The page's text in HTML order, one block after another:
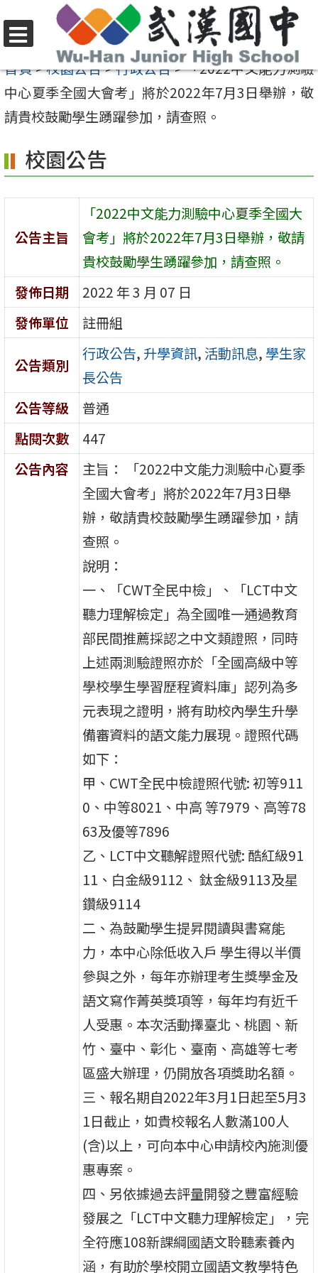
至
要
內
區
選
單
首頁>校園公告>行政公告>「2022中文能力測驗
中心夏季全國大會考」將於2022年7月3日舉辦，敬
請貴校鼓勵學生踴躍參加，請查照。
校園公告
公告主旨
「2022中文能力測驗中心夏季全國大
會考」將於2022年7月3日舉辦，敬請
貴校鼓勵學生踴躍參加，請查照。
發佈日期
2022 年 3 月 07 日
發佈單位
註冊組
公告類別
行政公告, 升學資訊, 活動訊息, 學生家
長公告
公告等級
普通
點閱次數
447
公告內容
主旨： 「2022中文能力測驗中心夏季
全國大會考」將於2022年7月3日舉
辦，敬請貴校鼓勵學生踴躍參加，請
查照。
說明：
一、「CWT全民中檢」、「LCT中文
聽力理解檢定」為全國唯一通過教育
部民間推薦採認之中文類證照，同時
上述兩測驗證照亦於「全國高級中等
學校學生學習歷程資料庫」認列為多
元表現之證明，將有助校內學生升學
備審資料的語文能力展現。證照代碼
如下：
甲、CWT全民中檢證照代號: 初等911
0、中等8021、中高 等7979、高等78
63及優等7896
乙、LCT中文聽解證照代號: 酷紅級91
11、白金級9112、 鈦金級9113及星
鑽級9114
二、為鼓勵學生提昇閱讀與書寫能
力，本中心除低收入戶 學生得以半價
參與之外，每年亦辦理考生獎學金及
語文寫作菁英獎項等，每年均有近千
人受惠。本次活動擇臺北、桃園、新
竹、臺中、彰化、臺南、高雄等七考
區盛大辦理，仍開放各項獎助名額。
三、報名期自2022年3月1日起至5月3
1日截止，如貴校報名人數滿100人
(含)以上，可向本中心申請校內施測優
惠專案。
四、另依據過去評量開發之豐富經驗
發展之「LCT中文聽力理解檢定」，完
全符應108新課綱國語文聆聽素養內
涵，有助於學校開立國語文教學特色